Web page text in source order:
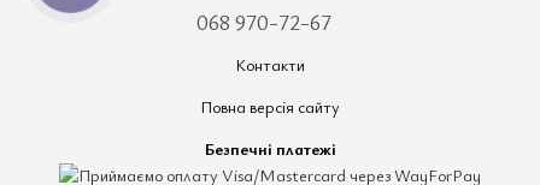
068 970-72-67
Контакти
Повна версія сайту
Безпечні платежі